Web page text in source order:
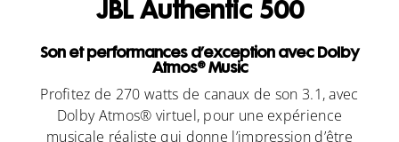
JBL Authentic 500
Son et performances d’exception avec Dolby
Atmos® Music
Profitez de 270 watts de canaux de son 3.1, avec
Dolby Atmos® virtuel, pour une expérience
musicale réaliste qui donne l’impression d’être